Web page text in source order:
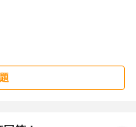
你的地方。